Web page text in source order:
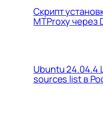
Скрипт
MTProxy через
Ubuntu 24.04.4
sources list в